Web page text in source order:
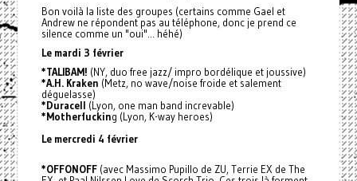
Bon voilà la liste des groupes (certains comme Gael et
Andrew ne répondent pas au téléphone, donc je prend ce
silence comme un "oui"... héhé)
Le mardi 3 février
*TALIBAM! (NY, duo free jazz/ impro bordélique et joussive)
*A.H. Kraken (Metz, no wave/noise froide et salement
déguelasse)
*Duracell (Lyon, one man band increvable)
*Motherfucking (Lyon, K-way heroes)
Le mercredi 4 février
*OFFONOFF (avec Massimo Pupillo de ZU, Terrie EX de The